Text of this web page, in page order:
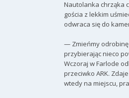
Nautolanka chrząka
gościa z lekkim
odwraca się do
— Zmieńmy
przybierając nieco
Wczoraj w Farlode
przeciwko ARK. Zdaje
wtedy na miejscu,